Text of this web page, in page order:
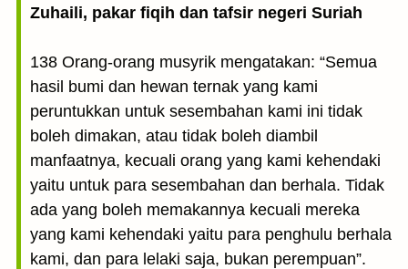
Zuhaili, pakar fiqih dan tafsir negeri Suriah
138 Orang-orang musyrik mengatakan: “Semua
hasil bumi dan hewan ternak yang kami
peruntukkan untuk sesembahan kami ini tidak
boleh dimakan, atau tidak boleh diambil
manfaatnya, kecuali orang yang kami kehendaki
yaitu untuk para sesembahan dan berhala. Tidak
ada yang boleh memakannya kecuali mereka
yang kami kehendaki yaitu para penghulu berhala
kami, dan para lelaki saja, bukan perempuan”.